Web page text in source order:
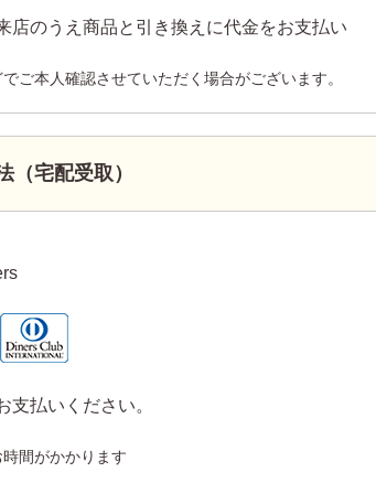
店のうえ商品と引き換えに代金をお支払い
ご本人確認させていただく場合がございます。
（宅配受取）
払いください。
間がかかります